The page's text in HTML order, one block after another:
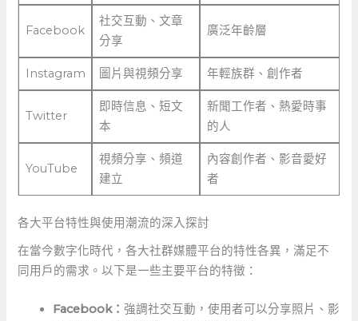
Facebook
社交互動、文章
分享
廣泛年齡層
Instagram 圖片與視頻分享 年輕族群、創作者
Twitter
即時信息、短文
本
新聞工作者、熱愛時事
的人
YouTube
視頻分享、頻道
建立
內容創作者、影音愛好
者
各大平台特性與使用潮流的深入探討
在當今數字化時代，各大社群媒體平台的特性各異，滿足不
同用戶的需求。以下是一些主要平台的特徵：
Facebook：強調社交互動，使用者可以分享照片、影